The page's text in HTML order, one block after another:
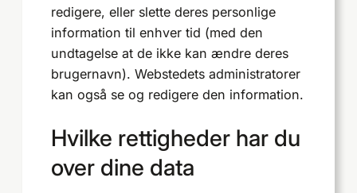
redigere, eller slette deres personlige
information til enhver tid (med den
undtagelse at de ikke kan ændre deres
brugernavn). Webstedets administratorer
kan også se og redigere den information.
Hvilke rettigheder har du
over dine data